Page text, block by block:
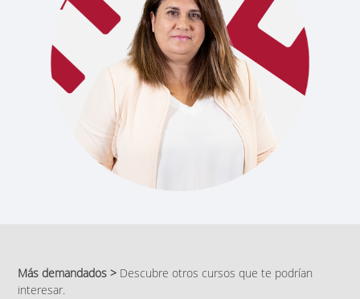
Más demandados > Descubre otros cursos que te podrían
interesar.